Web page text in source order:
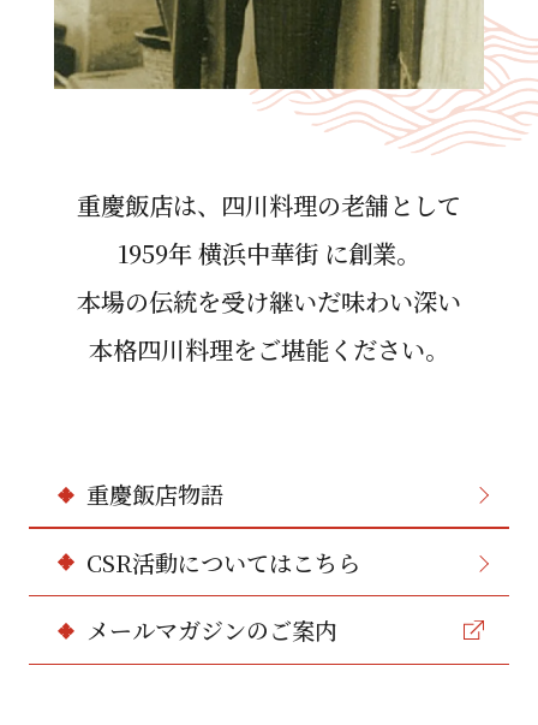
重慶飯店は、四川料理の⽼舗として
1959年 横浜中華街 に創業。
本場の伝統を受け継いだ味わい深い
本格四川料理をご堪能ください。
重慶飯店物語
CSR活動についてはこちら
メールマガジンのご案内